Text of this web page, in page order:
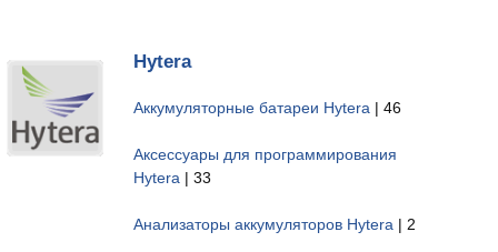
Hytera
Аккумуляторные батареи Hytera | 46
Аксессуары для программирования
Hytera | 33
Анализаторы аккумуляторов Hytera | 2